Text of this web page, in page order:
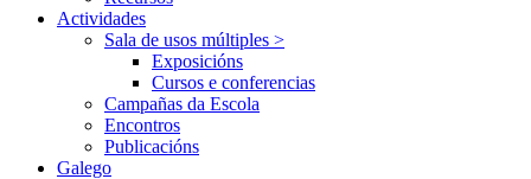
Actividades
Sala de usos múltiples >
Exposicións
Cursos e conferencias
Campañas da Escola
Encontros
Publicacións
Galego